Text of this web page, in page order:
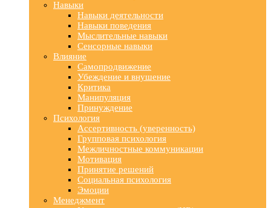
Навыки
Навыки деятельности
Навыки поведения
Мыслительные навыки
Сенсорные навыки
Влияние
Самопродвижение
Убеждение и внушение
Критика
Манипуляция
Принуждение
Психология
Ассертивность (уверенность)
Групповая психология
Межличностные коммуникации
Мотивация
Принятие решений
Социальная психология
Эмоции
Менеджмент